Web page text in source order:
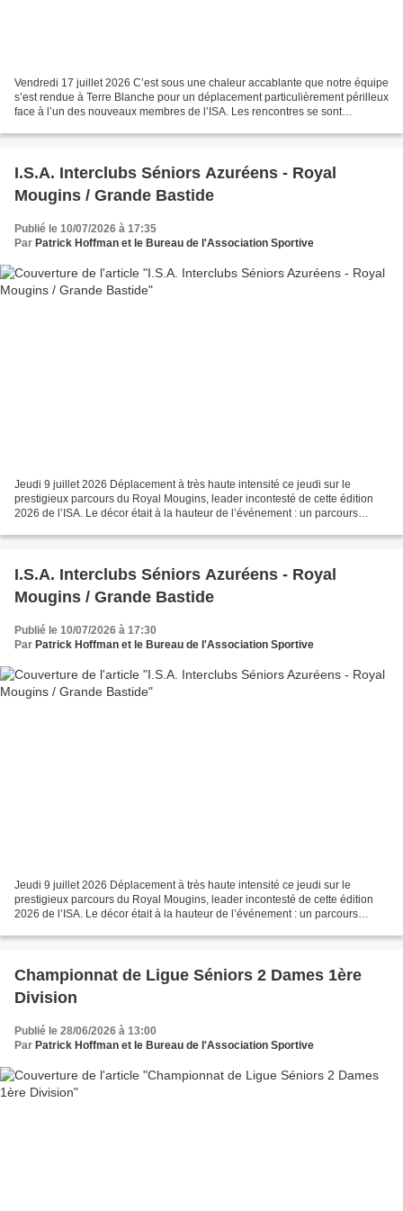
Vendredi 17 juillet 2026 C’est sous une chaleur accablante que notre équipe
s’est rendue à Terre Blanche pour un déplacement particulièrement périlleux
face à l’un des nouveaux membres de l’ISA. Les rencontres se sont
I.S.A. Interclubs Séniors Azuréens - Royal
Mougins / Grande Bastide
Publié le 10/07/2026 à 17:35
Par Patrick Hoffman et le Bureau de l'Association Sportive
Jeudi 9 juillet 2026 Déplacement à très haute intensité ce jeudi sur le
prestigieux parcours du Royal Mougins, leader incontesté de cette édition
2026 de l’ISA. Le décor était à la hauteur de l’événement : un parcours
I.S.A. Interclubs Séniors Azuréens - Royal
Mougins / Grande Bastide
Publié le 10/07/2026 à 17:30
Par Patrick Hoffman et le Bureau de l'Association Sportive
Jeudi 9 juillet 2026 Déplacement à très haute intensité ce jeudi sur le
prestigieux parcours du Royal Mougins, leader incontesté de cette édition
2026 de l’ISA. Le décor était à la hauteur de l’événement : un parcours
Championnat de Ligue Séniors 2 Dames 1ère
Division
Publié le 28/06/2026 à 13:00
Par Patrick Hoffman et le Bureau de l'Association Sportive